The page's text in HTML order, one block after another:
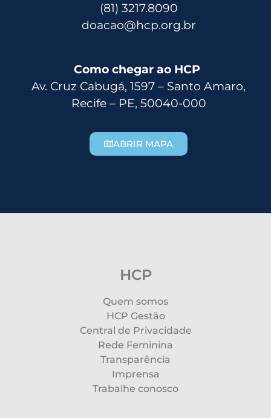
(81) 3217.8090
doacao@hcp.org.br
Como chegar ao HCP
Av. Cruz Cabugá, 1597 – Santo Amaro,
Recife – PE, 50040-000
ABRIR MAPA
HCP
Quem somos
HCP Gestão
Central de Privacidade
Rede Feminina
Transparência
Imprensa
Trabalhe conosco